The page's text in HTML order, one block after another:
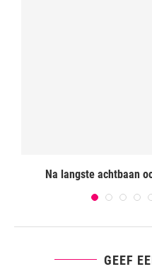
Na langste achtbaan
GEEF